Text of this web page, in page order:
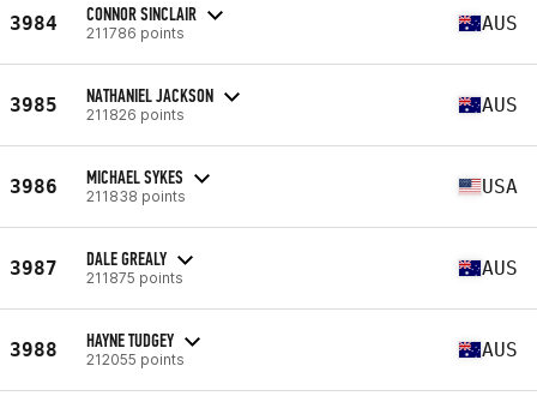
3984 CONNOR SINCLAIR
211786 points AUS
3985 NATHANIEL JACKSON
211826 points AUS
3986 MICHAEL SYKES
211838 points USA
3987 DALE GREALY
211875 points AUS
3988 HAYNE TUDGEY
212055 points AUS